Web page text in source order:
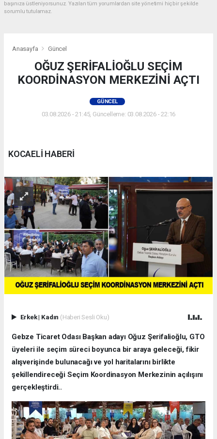
başınıza üstleniyorsunuz. Yazılan tüm yorumlardan site yönetimi hiçbir şekilde
sorumlu tutulamaz.
Anasayfa Güncel
OĞUZ ŞERİFALİOĞLU SEÇİM
KOORDİNASYON MERKEZİNİ AÇTI
GÜNCEL
03.08.2026 - 21:45, Güncelleme: 03.08.2026 - 22:16
KOCAELİ HABERİ
Erkek| Kadın (Haberi Sesli Oku)
Gebze Ticaret Odası Başkan adayı Oğuz Şerifalioğlu, GTO
üyeleri ile seçim süreci boyunca bir araya geleceği, fikir
alışverişinde bulunacağı ve yol haritalarını birlikte
şekillendireceği Seçim Koordinasyon Merkezinin açılışını
gerçekleştirdi..